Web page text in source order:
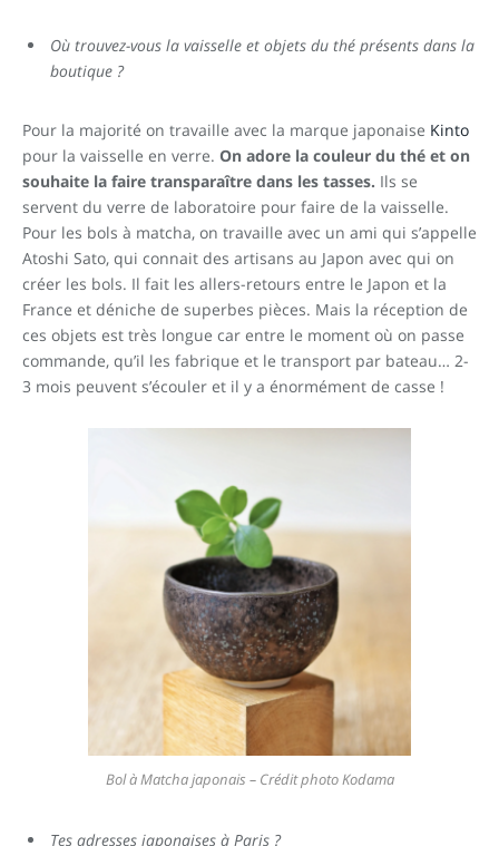
Où trouvez-vous la vaisselle et objets du thé présents dans la
boutique ?
Pour la majorité on travaille avec la marque japonaise Kinto
pour la vaisselle en verre. On adore la couleur du thé et on
souhaite la faire transparaître dans les tasses. Ils se
servent du verre de laboratoire pour faire de la vaisselle.
Pour les bols à matcha, on travaille avec un ami qui s’appelle
Atoshi Sato, qui connait des artisans au Japon avec qui on
créer les bols. Il fait les allers-retours entre le Japon et la
France et déniche de superbes pièces. Mais la réception de
ces objets est très longue car entre le moment où on passe
commande, qu’il les fabrique et le transport par bateau… 2-
3 mois peuvent s’écouler et il y a énormément de casse !
Bol à Matcha japonais – Crédit photo Kodama
Tes adresses japonaises à Paris ?